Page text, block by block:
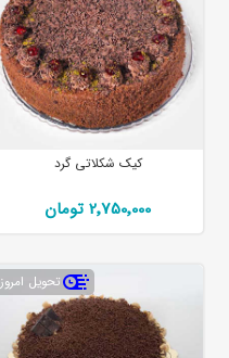
کیک شکلاتی گرد
2٬750٬000 تومان
تحویل امروز